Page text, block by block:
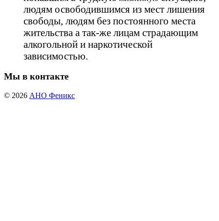
людям освободившимся из мест лишения
свободы, людям без постоянного места
жительства а так-же лицам страдающим
алкогольной и наркотической
зависимостью.
Мы в контакте
© 2026 АНО Феникс